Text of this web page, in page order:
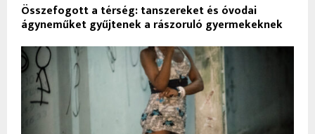
Összefogott a térség: tanszereket és óvodai
ágyneműket gyűjtenek a rászoruló gyermekeknek